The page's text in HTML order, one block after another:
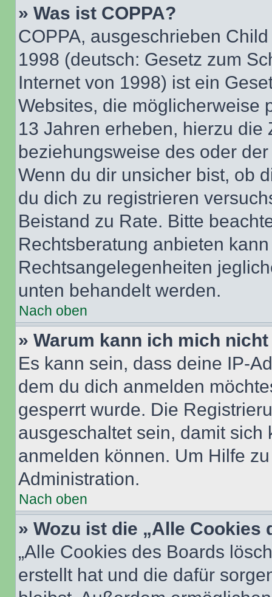
» Was ist COPPA?
COPPA, ausgeschrieben
1998 (deutsch: Gesetz zum
Internet von 1998) ist ein
Websites, die möglicherweise
13 Jahren erheben, hierzu die
beziehungsweise des oder
Wenn du dir unsicher bist, ob
du dich zu registrieren
Beistand zu Rate. Bitte
Rechtsberatung anbieten
Rechtsangelegenheiten
unten behandelt werden.
Nach oben
» Warum kann ich mich
Es kann sein, dass deine IP-
dem du dich anmelden
gesperrt wurde. Die
ausgeschaltet sein, damit
anmelden können. Um Hilfe
Administration.
Nach oben
» Wozu ist die „Alle
„Alle Cookies des Boards
erstellt hat und die dafür